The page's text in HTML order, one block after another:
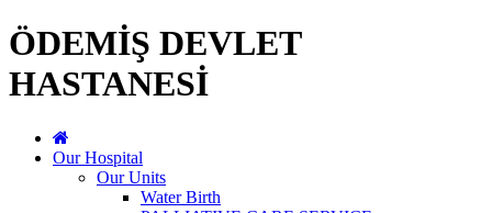
ÖDEMİŞ DEVLET
HASTANESİ
Our Hospital
Our Units
Water Birth